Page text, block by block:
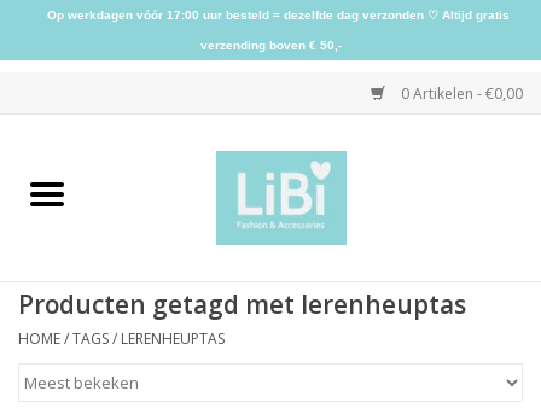
0 Artikelen - €0,00
Home
Schoenen
Producten getagd met lerenheuptas
HOME/TAGS/ LERENHEUPTAS
Op werkdagen vóór 17:00 uur besteld = dezelfde dag verzonden ♡ Altijd gratis
verzending boven € 50,-